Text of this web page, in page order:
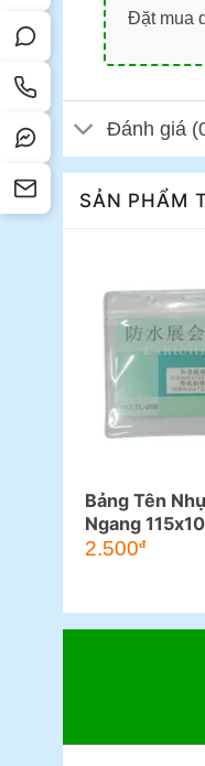
Đặt mua
Đánh giá
SẢN PHẨM
Bảng Tên
Ngang
2.500đ